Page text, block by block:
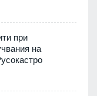
при
на